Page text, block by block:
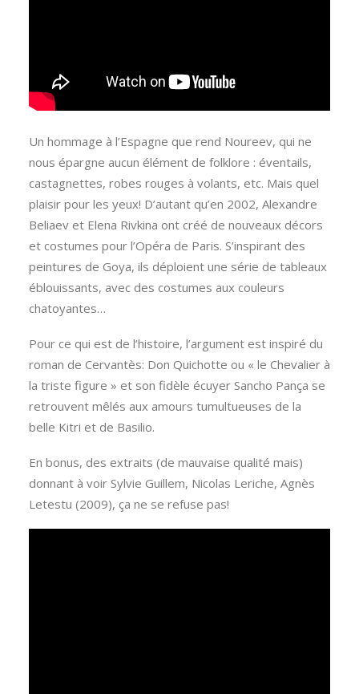
Un hommage à l’Espagne que rend Noureev, qui ne
nous épargne aucun élément de folklore : éventails,
castagnettes, robes rouges à volants, etc. Mais quel
plaisir pour les yeux! D’autant qu’en 2002, Alexandre
Beliaev et Elena Rivkina ont créé de nouveaux décors
et costumes pour l’Opéra de Paris. S’inspirant des
peintures de Goya, ils déploient une série de tableaux
éblouissants, avec des costumes aux couleurs
chatoyantes…
Pour ce qui est de l’histoire, l’argument est inspiré du
roman de Cervantès: Don Quichotte ou « le Chevalier à
la triste figure » et son fidèle écuyer Sancho Pança se
retrouvent mêlés aux amours tumultueuses de la
belle Kitri et de Basilio.
En bonus, des extraits (de mauvaise qualité mais)
donnant à voir Sylvie Guillem, Nicolas Leriche, Agnès
Letestu (2009), ça ne se refuse pas!